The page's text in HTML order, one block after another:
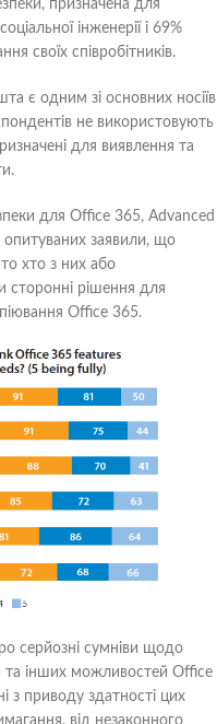
призначена для
інженерії і 69%
своїх співробітників.
є одним зі основних носіїв
не використовують
для виявлення та
для Office 365, Advanced
опитуваних заявили, що
хто з них або
сторонні рішення для
Office 365.
серйозні сумніви щодо
та інших можливостей Office
з приводу здатності цих
від незаконного